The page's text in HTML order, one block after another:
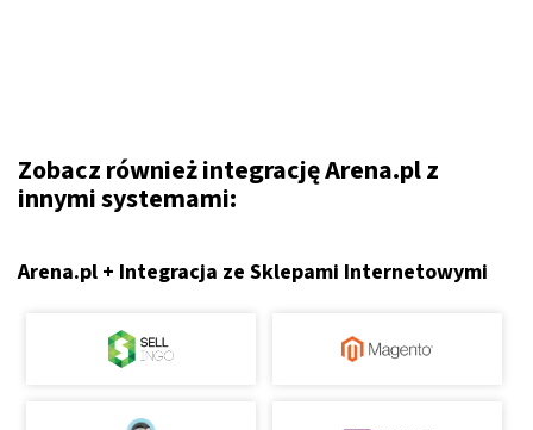
Zobacz również integrację Arena.pl z
innymi systemami:
Arena.pl + Integracja ze Sklepami Internetowymi